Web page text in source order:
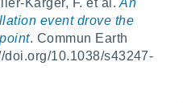
Karger, F. et al.An
event drove the
. Commun Earth
doi.org/10.1038/s43247-